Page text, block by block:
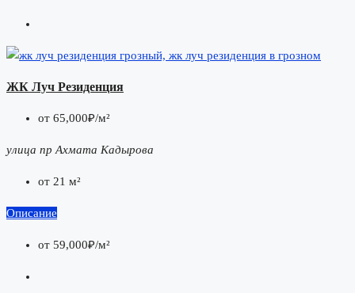
ЖК Луч Резиденция
от 65,000₽/м²
улица пр Ахмата Кадырова
от 21 м²
Описание
от 59,000₽/м²